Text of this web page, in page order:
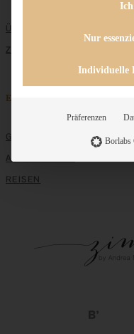
ÜBER MICH
ZUSAMMENARBEIT
Entdecken
GRUNDLAGEN
ALLE REZEPTE
REISEN
Nur
Individuelle
Präferenzen
Borlabs